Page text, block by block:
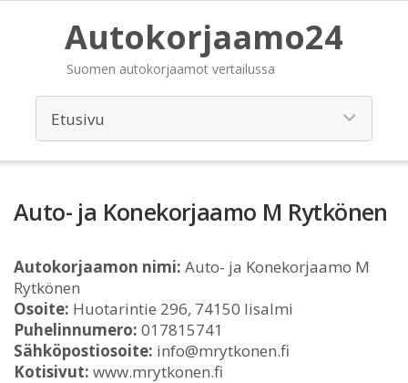
Autokorjaamo24
Suomen autokorjaamot vertailussa
Auto- ja Konekorjaamo M Rytkönen
Autokorjaamon nimi: Auto- ja Konekorjaamo M
Rytkönen
Osoite: Huotarintie 296, 74150 Iisalmi
Puhelinnumero: 017815741
Sähköpostiosoite: info@mrytkonen.fi
Kotisivut: www.mrytkonen.fi